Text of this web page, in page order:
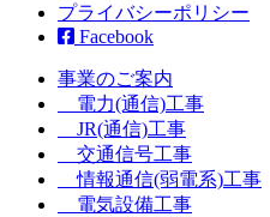
プライバシーポリシー
Facebook
事業のご案内
電力(通信)工事
JR(通信)工事
交通信号工事
情報通信(弱電系)工事
電気設備工事